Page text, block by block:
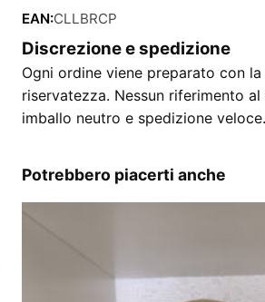
EAN:CLLBRCP
Discrezione e spedizione
Ogni ordine viene preparato con la
riservatezza. Nessun riferimento
imballo neutro e spedizione veloce.
Potrebbero piacerti anche